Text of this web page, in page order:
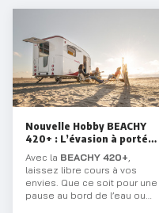
Nouvelle Hobby BEACHY
420+ : L’évasion à portée
Avec la BEACHY 420+
laissez libre cours à vos
envies. Que ce soit pour une
pause au bord de l’eau ou